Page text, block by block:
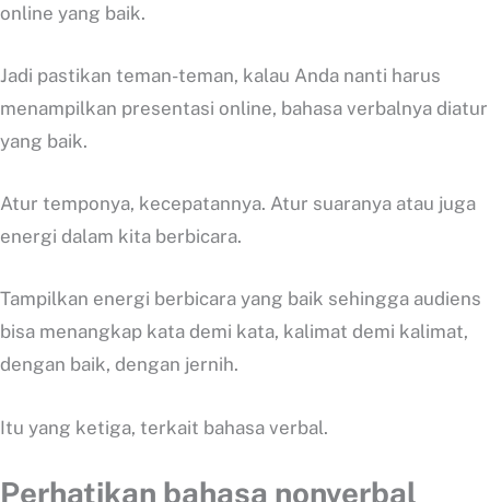
online yang baik.
Jadi pastikan teman-teman, kalau Anda nanti harus
menampilkan presentasi online, bahasa verbalnya diatur
yang baik.
Atur temponya, kecepatannya. Atur suaranya atau juga
energi dalam kita berbicara.
Tampilkan energi berbicara yang baik sehingga audiens
bisa menangkap kata demi kata, kalimat demi kalimat,
dengan baik, dengan jernih.
Itu yang ketiga, terkait bahasa verbal.
Perhatikan bahasa nonverbal